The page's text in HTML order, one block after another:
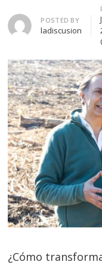
Author
POSTED BY
ladiscusion
¿Cómo